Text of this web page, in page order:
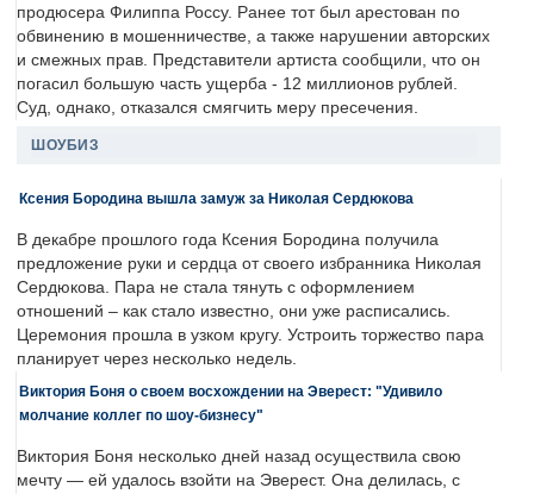
продюсера Филиппа Россу. Ранее тот был арестован по
обвинению в мошенничестве, а также нарушении авторских
и смежных прав. Представители артиста сообщили, что он
погасил большую часть ущерба - 12 миллионов рублей.
Суд, однако, отказался смягчить меру пресечения.
ШОУБИЗ
Ксения Бородина вышла замуж за Николая Сердюкова
В декабре прошлого года Ксения Бородина получила
предложение руки и сердца от своего избранника Николая
Сердюкова. Пара не стала тянуть с оформлением
отношений – как стало известно, они уже расписались.
Церемония прошла в узком кругу. Устроить торжество пара
планирует через несколько недель.
Виктория Боня о своем восхождении на Эверест: "Удивило
молчание коллег по шоу-бизнесу"
Виктория Боня несколько дней назад осуществила свою
мечту — ей удалось взойти на Эверест. Она делилась, с